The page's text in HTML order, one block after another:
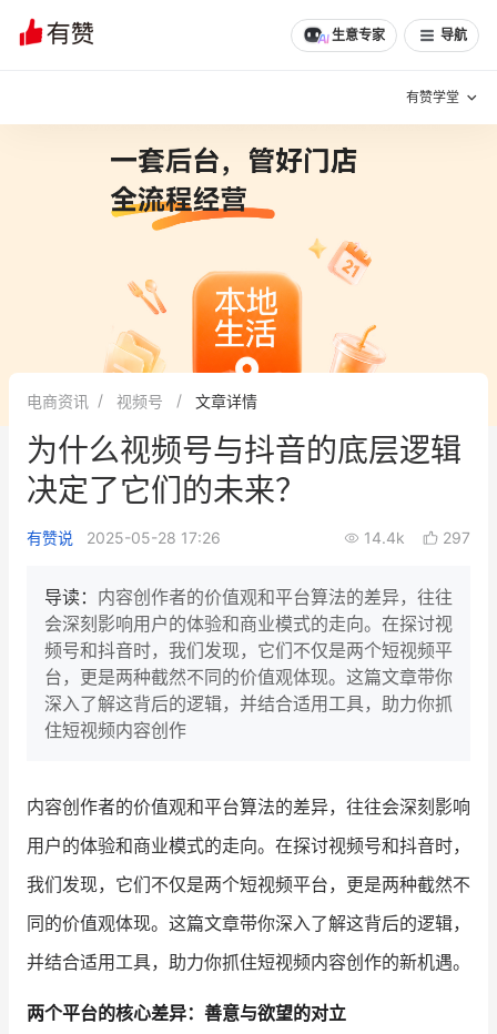
生意专家 导航
有赞学堂
增长方法
有赞专家说
新零售最佳实践
面对面聊增长
新零售大会 新零售茶会
增长产品指南
智库 产品场景库
产品更新动态
新零售资讯
培训课程
电商资讯 视频号 文章详情
为什么视频号与抖音的底层逻辑
决定了它们的未来？
有赞说 2025-05-28 17:26 14.4k 297
导读： 内容创作者的价值观和平台算法的差异，往往
会深刻影响用户的体验和商业模式的走向。在探讨视
频号和抖音时，我们发现，它们不仅是两个短视频平
台，更是两种截然不同的价值观体现。这篇文章带你
深入了解这背后的逻辑，并结合适用工具，助力你抓
住短视频内容创作
内容创作者的价值观和平台算法的差异，往往会深刻影响
用户的体验和商业模式的走向。在探讨视频号和抖音时，
我们发现，它们不仅是两个短视频平台，更是两种截然不
同的价值观体现。这篇文章带你深入了解这背后的逻辑，
并结合适用工具，助力你抓住短视频内容创作的新机遇。
两个平台的核心差异：善意与欲望的对立